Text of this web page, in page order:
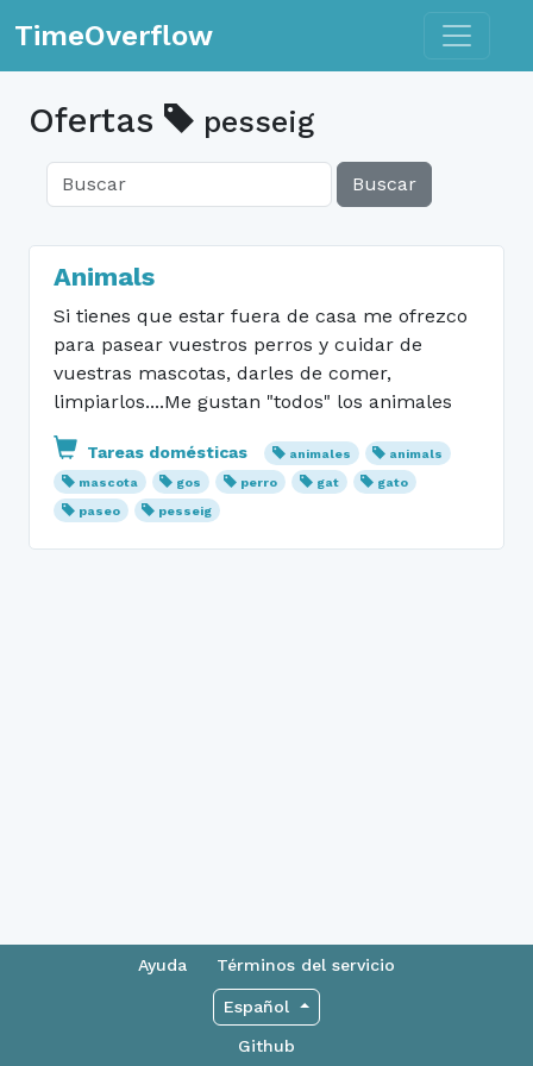
TimeOverflow Toggle
Ofertas pesseig
Buscar
Animals
Si tienes que estar fuera de casa me ofrezco
para pasear vuestros perros y cuidar de
vuestras mascotas, darles de comer,
limpiarlos....Me gustan "todos" los animales
Tareas domésticas animales
animals
mascota
gos perro gat
gato
paseo
pesseig
Ayuda Términos del servicio
Español
Github